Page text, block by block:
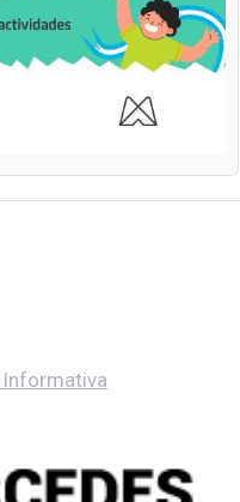
Informativa